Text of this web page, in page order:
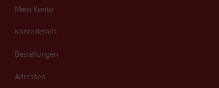
Mein Konto
Kontodetails
Bestellungen
Adressen